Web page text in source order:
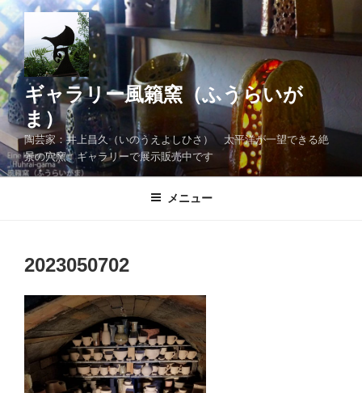
コ
ン
テ
ン
ツ
へ
ス
キ
ッ
ギャラリー風籟窯（ふうらいが
ま）
陶芸家：井上昌久（いのうえよしひさ） 太平洋が一望できる絶
景の穴窯 ギャラリーで展示販売中です
メニュー
2023050702